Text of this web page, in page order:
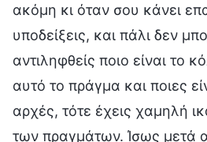
ακόμη κι όταν σου κάνει
υποδείξεις, και πάλι δεν
αντιληφθείς ποιο είναι το
αυτό το πράγμα και ποιες
αρχές, τότε έχεις χαμηλή
των πραγμάτων. Ίσως μετά